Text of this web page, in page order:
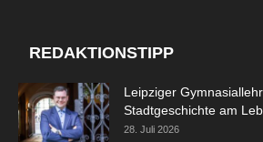
REDAKTIONSTIPP
Leipziger
Stadtgeschichte am
28. Juli 2026